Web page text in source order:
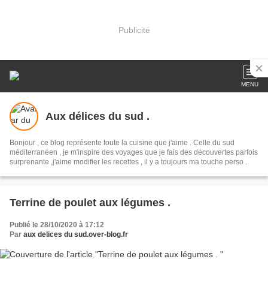
Publicité
MENU
Aux délices du sud .
Bonjour , ce blog représente toute la cuisine que j'aime . Celle du sud
méditerranéen , je m'inspire des voyages que je fais des découvertes parfois
surprenante ,j'aime modifier les recettes , il y a toujours ma touche perso .
Terrine de poulet aux légumes .
Publié le 28/10/2020 à 17:12
Par aux delices du sud.over-blog.fr